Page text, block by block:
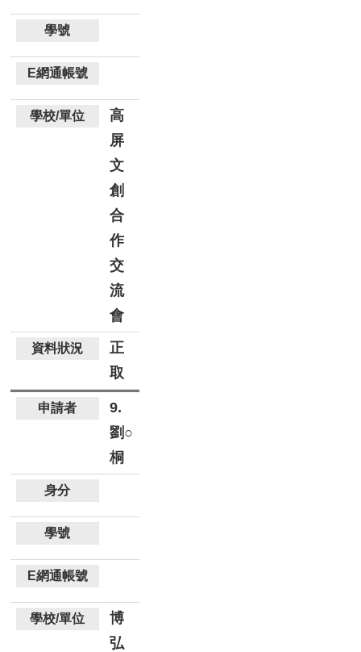
高
屏
文
創
合
作
交
流
會
正
取
9.
劉○
桐
博
弘